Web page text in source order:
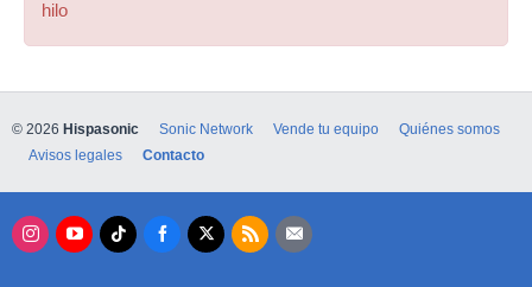
hilo
© 2026 Hispasonic Sonic Network Vende tu equipo
Quiénes somos
Avisos legales
Contacto